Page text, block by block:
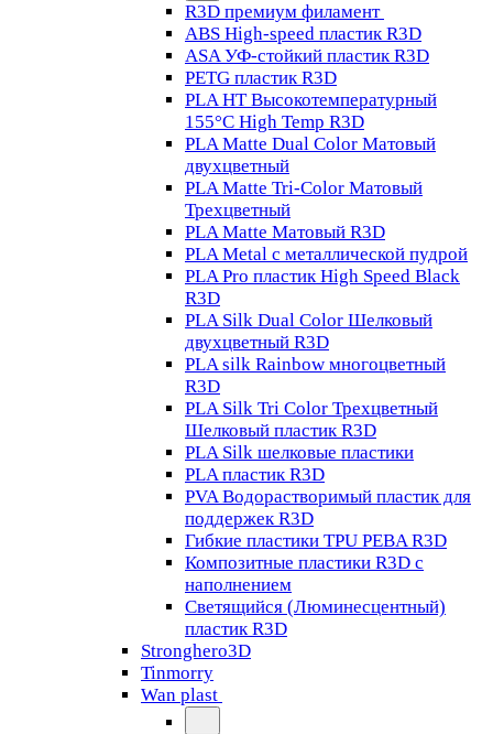
R3D премиум филамент
ABS High-speed пластик R3D
ASA УФ-стойкий пластик R3D
PETG пластик R3D
PLA HT Высокотемпературный
155°C High Temp R3D
PLA Matte Dual Color Матовый
двухцветный
PLA Matte Tri-Color Матовый
Трехцветный
PLA Matte Матовый R3D
PLA Metal с металлической пудрой
PLA Pro пластик High Speed Black
R3D
PLA Silk Dual Color Шелковый
двухцветный R3D
PLA silk Rainbow многоцветный
R3D
PLA Silk Tri Color Трехцветный
Шелковый пластик R3D
PLA Silk шелковые пластики
PLA пластик R3D
PVA Водорастворимый пластик для
поддержек R3D
Гибкие пластики TPU PEBA R3D
Композитные пластики R3D с
наполнением
Светящийся (Люминесцентный)
пластик R3D
Stronghero3D
Tinmorry
Wan plast